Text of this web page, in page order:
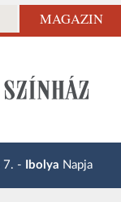
MAGAZIN
7. - Ibolya Napja